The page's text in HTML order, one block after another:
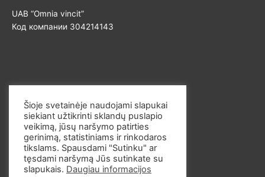
UAB “Omnia vincit”
Код компании 304214143
Эл. почта: info@omvi.lt
Телефон: +37062033145
Šioje svetainėje naudojami slapukai
siekiant užtikrinti sklandų puslapio
veikimą, jūsų naršymo patirties
gerinimą, statistiniams ir rinkodaros
tikslams. Spausdami "Sutinku" ar
tęsdami naršymą Jūs sutinkate su
slapukais. Daugiau informacijos